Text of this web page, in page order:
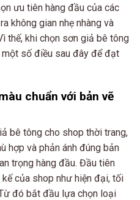
ưu tiên hàng đầu của các
không gian nhẹ nhàng và
thế, khi chọn sơn giả bê tông
số điều sau đây để đạt
chuẩn với bản vẽ
bê tông cho shop thời trang,
hợp và phản ánh đúng bản
trọng hàng đầu. Đầu tiên
của shop như hiện đại, tối
đó bắt đầu lựa chọn loại